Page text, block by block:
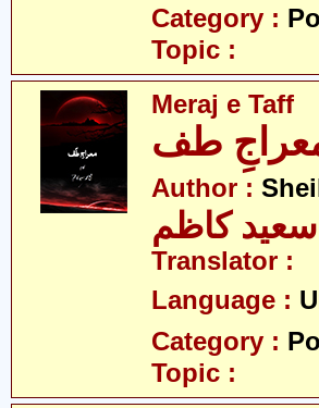
Category :
Topic :
Meraj e Taff
طف
Author :
کاظم
Translator :
Language :
Category :
Topic :